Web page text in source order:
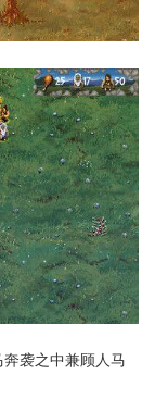
袭之中兼顾人马